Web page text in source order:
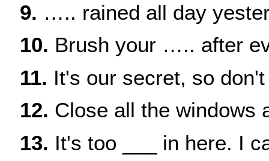
9. ….. rained all day
10. Brush your ….. after
11. It's our secret, so
12. Close all the windows
13. It's too ___ in here. I